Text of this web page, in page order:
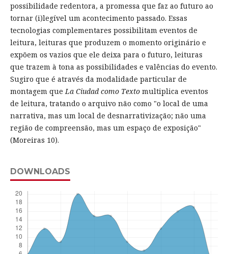
possibilidade redentora, a promessa que faz ao futuro ao
tornar (i)legível um acontecimento passado. Essas
tecnologias complementares possibilitam eventos de
leitura, leituras que produzem o momento originário e
expõem os vazios que ele deixa para o futuro, leituras
que trazem à tona as possibilidades e valências do evento.
Sugiro que é através da modalidade particular de
montagem queLa Ciudad como Textomultiplica eventos
de leitura, tratando o arquivo não como "o local de uma
narrativa, mas um local de desnarrativização; não uma
região de compreensão, mas um espaço de exposição"
(Moreiras 10).
DOWNLOADS